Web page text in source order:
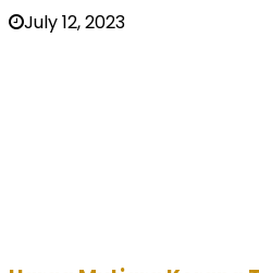
July 12, 2023